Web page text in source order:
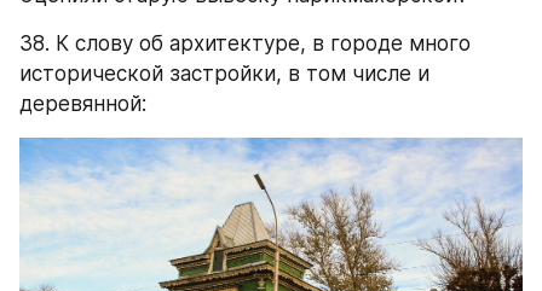
38. К слову об архитектуре, в городе много
исторической застройки, в том числе и
деревянной: